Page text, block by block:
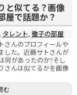
と似てる？画像
屋で話題か？
, タレント, 徹子の部屋
さんのプロフィールや
した。近藤サトさんが
何があったのか?そし
さんは似てるかを画像
む